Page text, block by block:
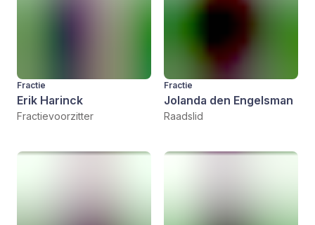
Fractie
Erik Harinck
Fractievoorzitter
Fractie
Jolanda den Engelsman
Raadslid